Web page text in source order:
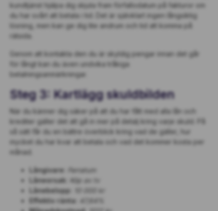
kundtjänst hjälpa dig skjuta fram förfallodatum på fakturor om
du har svårt att betala i tid. Det är självklart ingen långsiktig
lösning, men kan ge dig lite andrum och tid att komma på
rätsida.
Genom att kontakta den du är skyldig pengar innan det går
för långt kan du även undvika tråkiga
betalningsanmärkningar.
Steg 3: Kartlägg skuldbilden
När du känner dig säker på att du har fått med alla lån och
krediter gäller det att gå in mer på detalj kring varje skuld. På
så sätt får du en bättre överblick kring vad de gäller, hur
mycket du har kvar att betala och vad det kommer kosta per
månad.
Långivare:
Ferratum
Låneorsak:
Köp av tv
Lånebelopp:
10 000 kr
Effektiv ränta: